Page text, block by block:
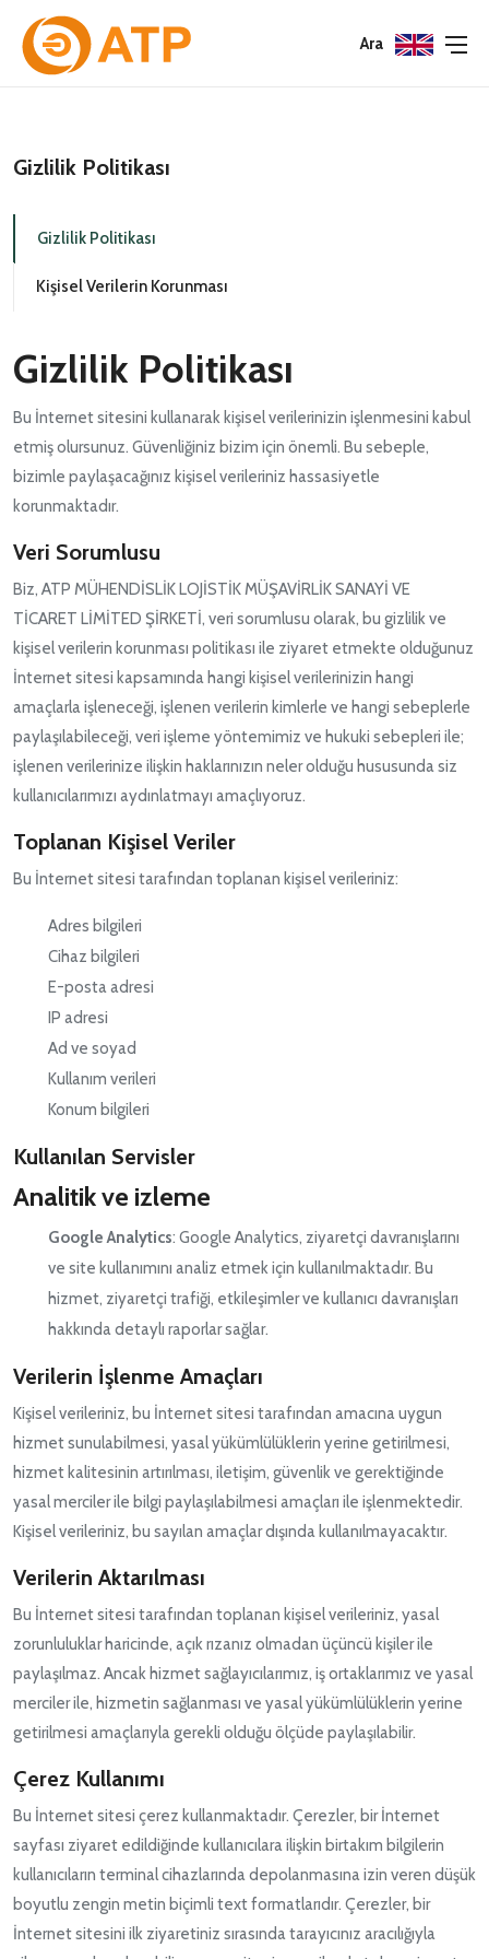
Ara
Gizlilik Politikası
Gizlilik Politikası
Kişisel Verilerin Korunması
Gizlilik Politikası
Bu İnternet sitesini kullanarak kişisel verilerinizin işlenmesini kabul
etmiş olursunuz. Güvenliğiniz bizim için önemli. Bu sebeple,
bizimle paylaşacağınız kişisel verileriniz hassasiyetle
korunmaktadır.
Veri Sorumlusu
Biz, ATP MÜHENDİSLİK LOJİSTİK MÜŞAVİRLİK SANAYİ VE
TİCARET LİMİTED ŞİRKETİ, veri sorumlusu olarak, bu gizlilik ve
kişisel verilerin korunması politikası ile ziyaret etmekte olduğunuz
İnternet sitesi kapsamında hangi kişisel verilerinizin hangi
amaçlarla işleneceği, işlenen verilerin kimlerle ve hangi sebeplerle
paylaşılabileceği, veri işleme yöntemimiz ve hukuki sebepleri ile;
işlenen verilerinize ilişkin haklarınızın neler olduğu hususunda siz
kullanıcılarımızı aydınlatmayı amaçlıyoruz.
Toplanan Kişisel Veriler
Bu İnternet sitesi tarafından toplanan kişisel verileriniz:
Adres bilgileri
Cihaz bilgileri
E-posta adresi
IP adresi
Ad ve soyad
Kullanım verileri
Konum bilgileri
Kullanılan Servisler
Analitik ve izleme
Google Analytics: Google Analytics, ziyaretçi davranışlarını
ve site kullanımını analiz etmek için kullanılmaktadır. Bu
hizmet, ziyaretçi trafiği, etkileşimler ve kullanıcı davranışları
hakkında detaylı raporlar sağlar.
Verilerin İşlenme Amaçları
Kişisel verileriniz, bu İnternet sitesi tarafından amacına uygun
hizmet sunulabilmesi, yasal yükümlülüklerin yerine getirilmesi,
hizmet kalitesinin artırılması, iletişim, güvenlik ve gerektiğinde
yasal merciler ile bilgi paylaşılabilmesi amaçları ile işlenmektedir.
Kişisel verileriniz, bu sayılan amaçlar dışında kullanılmayacaktır.
Verilerin Aktarılması
Bu İnternet sitesi tarafından toplanan kişisel verileriniz, yasal
zorunluluklar haricinde, açık rızanız olmadan üçüncü kişiler ile
paylaşılmaz. Ancak hizmet sağlayıcılarımız, iş ortaklarımız ve yasal
merciler ile, hizmetin sağlanması ve yasal yükümlülüklerin yerine
getirilmesi amaçlarıyla gerekli olduğu ölçüde paylaşılabilir.
Çerez Kullanımı
Bu İnternet sitesi çerez kullanmaktadır. Çerezler, bir İnternet
sayfası ziyaret edildiğinde kullanıcılara ilişkin birtakım bilgilerin
kullanıcıların terminal cihazlarında depolanmasına izin veren düşük
boyutlu zengin metin biçimli text formatlarıdır. Çerezler, bir
İnternet sitesini ilk ziyaretiniz sırasında tarayıcınız aracılığıyla
Menu
KATALOGLAR
SERTIFIKALAR
POLITIKALARIMIZ
Menu
ÇEVRE YÖNETIM POLITIKASI
BILGI GÜVENLIĞI POLITIKASI
Menu
KONNEKTÖRLER
ADAPTÖRLER
KORUMA KAPAKLARI
TERMINATION BAND
NATO ÜRÜNLERI
ÜRÜN LISTESI